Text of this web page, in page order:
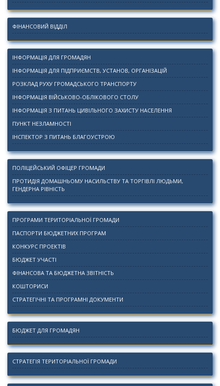
ФІНАНСОВИЙ ВІДДІЛ
ІНФОРМАЦІЯ ДЛЯ ГРОМАДЯН
ІНФОРМАЦІЯ ДЛЯ ПІДПРИЄМСТВ, УСТАНОВ, ОРГАНІЗАЦІЙ
РОЗКЛАД РУХУ ГРОМАДСЬКОГО ТРАНСПОРТУ
ІНФОРМАЦІЯ ВІЙСЬКОВО-ОБЛІКОВОГО СТОЛУ
ІНФОРМАЦІЯ З ПИТАНЬ ЦИВІЛЬНОГО ЗАХИСТУ НАСЕЛЕННЯ
ПУНКТ НЕЗЛАМНОСТІ
ІНСПЕКТОР З ПИТАНЬ БЛАГОУСТРОЮ
ПОЛІЦЕЙСЬКИЙ ОФІЦЕР ГРОМАДИ
ПРОТИДІЯ ДОМАШНЬОМУ НАСИЛЬСТВУ ТА ТОРГІВЛІ ЛЮДЬМИ,
ГЕНДЕРНА РІВНІСТЬ
ПРОГРАМИ ТЕРИТОРІАЛЬНОЇ ГРОМАДИ
ПАСПОРТИ БЮДЖЕТНИХ ПРОГРАМ
КОНКУРС ПРОЕКТІВ
БЮДЖЕТ УЧАСТІ
ФІНАНСОВА ТА БЮДЖЕТНА ЗВІТНІСТЬ
КОШТОРИСИ
СТРАТЕГІЧНІ ТА ПРОГРАМНІ ДОКУМЕНТИ
БЮДЖЕТ ДЛЯ ГРОМАДЯН
СТРАТЕГІЯ ТЕРИТОРІАЛЬНОЇ ГРОМАДИ